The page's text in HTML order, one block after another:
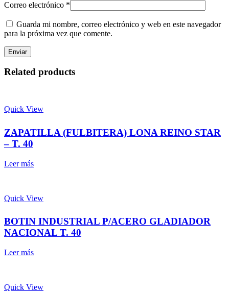
Correo electrónico *
Guarda mi nombre, correo electrónico y web en este navegador
para la próxima vez que comente.
Related products
Quick View
ZAPATILLA (FULBITERA) LONA REINO STAR
– T. 40
Leer más
Quick View
BOTIN INDUSTRIAL P/ACERO GLADIADOR
NACIONAL T. 40
Leer más
Quick View